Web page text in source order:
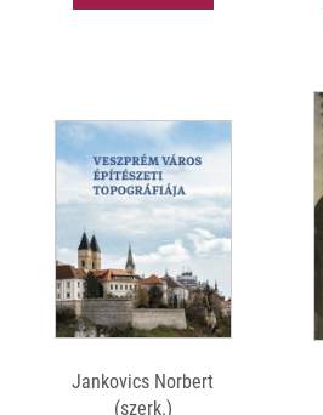
Jankovics Norbert
(szerk.)